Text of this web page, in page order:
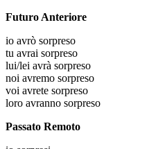
Futuro Anteriore
io avrò sorpreso
tu avrai sorpreso
lui/lei avrà sorpreso
noi avremo sorpreso
voi avrete sorpreso
loro avranno sorpreso
Passato Remoto